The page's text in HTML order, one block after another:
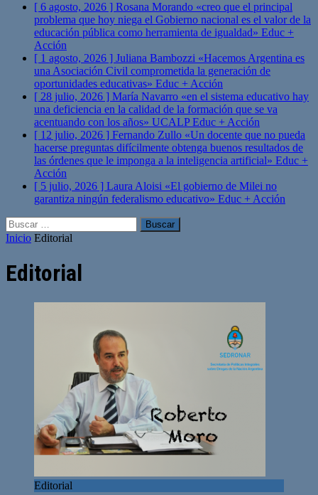
[ 6 agosto, 2026 ] Rosana Morando «creo que el principal
problema que hoy niega el Gobierno nacional es el valor de la
educación pública como herramienta de igualdad» Educ +
Acción
[ 1 agosto, 2026 ] Juliana Bambozzi «Hacemos Argentina es
una Asociación Civil comprometida la generación de
oportunidades educativas» Educ + Acción
[ 28 julio, 2026 ] María Navarro «en el sistema educativo hay
una deficiencia en la calidad de la formación que se va
acentuando con los años» UCALPEduc + Acción
[ 12 julio, 2026 ] Fernando Zullo «Un docente que no pueda
hacerse preguntas difícilmente obtenga buenos resultados de
las órdenes que le imponga a la inteligencia artificial» Educ +
Acción
[ 5 julio, 2026 ] Laura Aloisi «El gobierno de Milei no
garantiza ningún federalismo educativo» Educ + Acción
Buscar:
Inicio Editorial
Editorial
Editorial